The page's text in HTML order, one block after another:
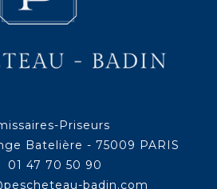
Priseurs
Batelière - 75009 PARIS
01 47 70 50 90
badin.com